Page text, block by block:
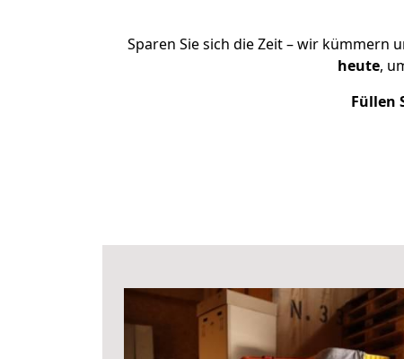
Sparen Sie sich die Zeit – wir kümmern
heute,
Füllen